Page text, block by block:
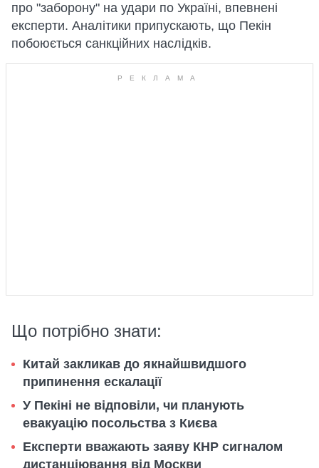
про "заборону" на удари по Україні, впевнені
експерти. Аналітики припускають, що Пекін
побоюється санкційних наслідків.
Що потрібно знати:
Китай закликав до якнайшвидшого
припинення ескалації
У Пекіні не відповіли, чи планують
евакуацію посольства з Києва
Експерти вважають заяву КНР сигналом
дистанціювання від Москви